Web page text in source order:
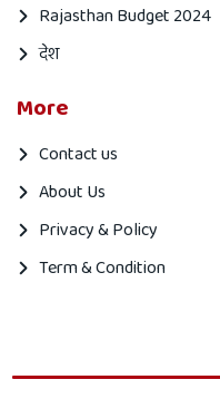
Rajasthan Budget 2024
देश
More
Contact us
About Us
Privacy & Policy
Term & Condition